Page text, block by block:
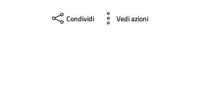
Condividi Vedi azioni